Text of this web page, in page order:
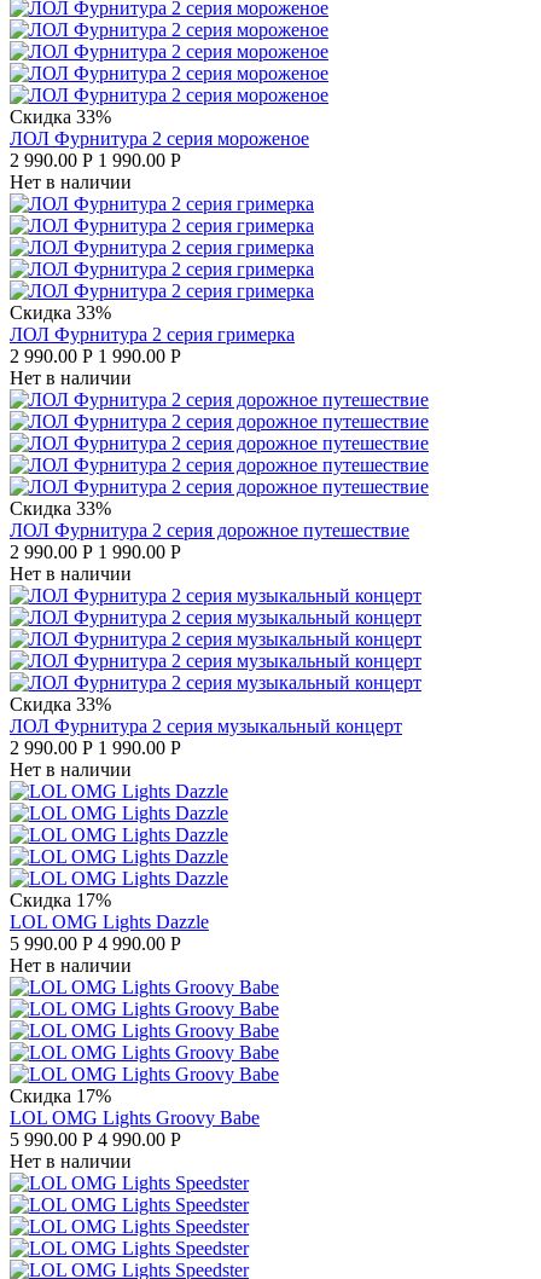
Скидка 33%
ЛОЛ Фурнитура 2 серия мороженое
2 990.00 Р 1 990.00 Р
Нет в наличии
Скидка 33%
ЛОЛ Фурнитура 2 серия гримерка
2 990.00 Р 1 990.00 Р
Нет в наличии
Скидка 33%
ЛОЛ Фурнитура 2 серия дорожное путешествие
2 990.00 Р 1 990.00 Р
Нет в наличии
Скидка 33%
ЛОЛ Фурнитура 2 серия музыкальный концерт
2 990.00 Р 1 990.00 Р
Нет в наличии
Скидка 17%
LOL OMG Lights Dazzle
5 990.00 Р 4 990.00 Р
Нет в наличии
Скидка 17%
LOL OMG Lights Groovy Babe
5 990.00 Р 4 990.00 Р
Нет в наличии